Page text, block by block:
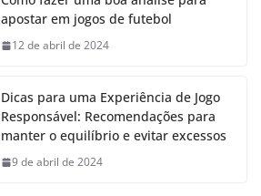
apostar em jogos de futebol
12 de abril de 2024
Dicas para uma Experiência de Jogo
Responsável: Recomendações para
manter o equilíbrio e evitar excessos
9 de abril de 2024